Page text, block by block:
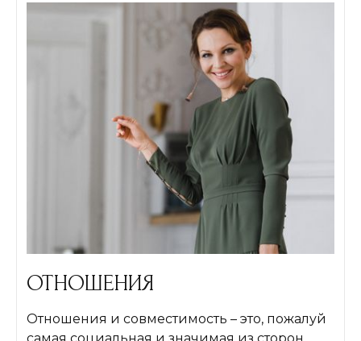
ОТНОШЕНИЯ
Отношения и совместимость – это, пожалуй